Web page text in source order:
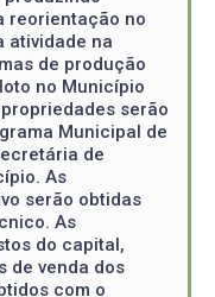
reorientação no
atividade na
de produção
no Município
serão
Municipal de
de
As
serão obtidas
As
do capital,
de venda dos
com o